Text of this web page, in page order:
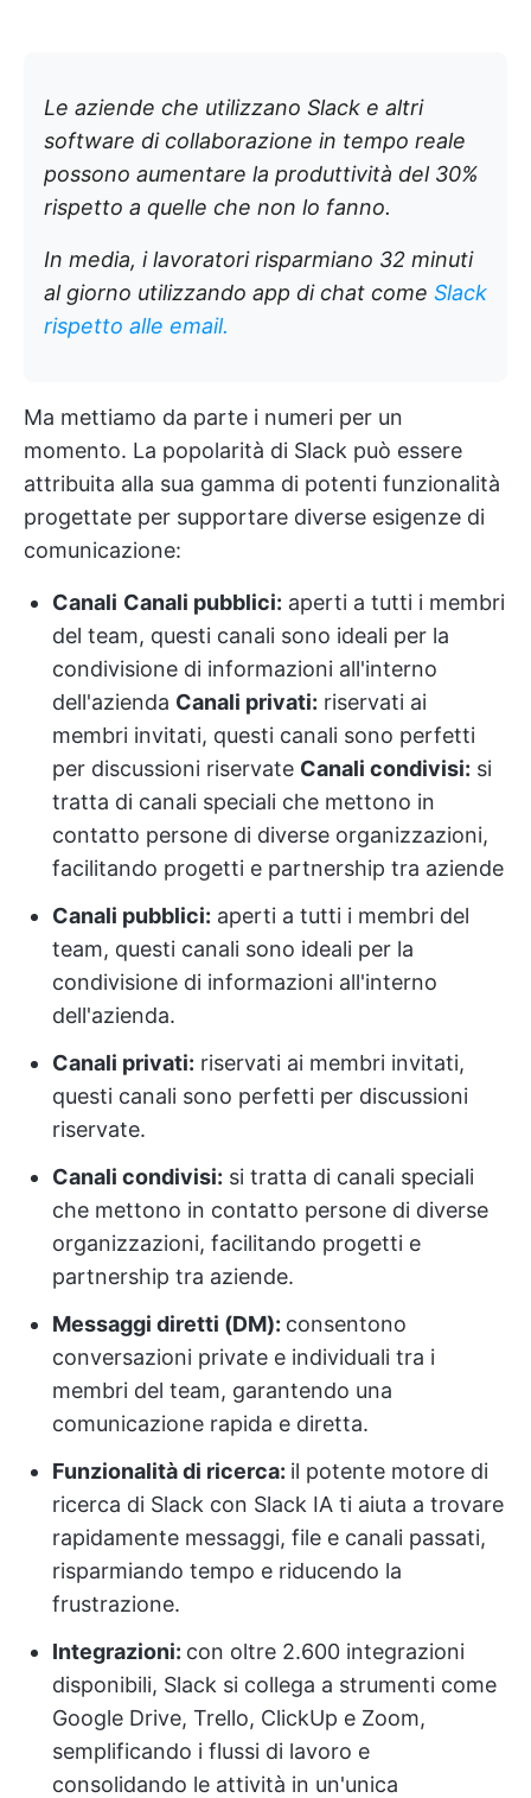
Le aziende che utilizzano Slack e altri
software di collaborazione in tempo reale
possono aumentare la produttività del 30%
rispetto a quelle che non lo fanno.
In media, i lavoratori risparmiano 32 minuti
al giorno utilizzando app di chat come Slack
rispetto alle email.
Ma mettiamo da parte i numeri per un
momento. La popolarità di Slack può essere
attribuita alla sua gamma di potenti funzionalità
progettate per supportare diverse esigenze di
comunicazione:
Canali Canali pubblici: aperti a tutti i membri
del team, questi canali sono ideali per la
condivisione di informazioni all'interno
dell'azienda Canali privati: riservati ai
membri invitati, questi canali sono perfetti
per discussioni riservate Canali condivisi: si
tratta di canali speciali che mettono in
contatto persone di diverse organizzazioni,
facilitando progetti e partnership tra aziende
Canali pubblici: aperti a tutti i membri del
team, questi canali sono ideali per la
condivisione di informazioni all'interno
dell'azienda.
Canali privati: riservati ai membri invitati,
questi canali sono perfetti per discussioni
riservate.
Canali condivisi: si tratta di canali speciali
che mettono in contatto persone di diverse
organizzazioni, facilitando progetti e
partnership tra aziende.
Messaggi diretti (DM): consentono
conversazioni private e individuali tra i
membri del team, garantendo una
comunicazione rapida e diretta.
Funzionalità di ricerca: il potente motore di
ricerca di Slack con Slack IA ti aiuta a trovare
rapidamente messaggi, file e canali passati,
risparmiando tempo e riducendo la
frustrazione.
Integrazioni: con oltre 2.600 integrazioni
disponibili, Slack si collega a strumenti come
Google Drive, Trello, ClickUp e Zoom,
semplificando i flussi di lavoro e
consolidando le attività in un'unica